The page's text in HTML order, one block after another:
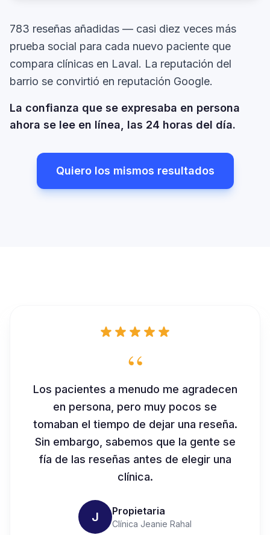
783 reseñas añadidas — casi diez veces más
prueba social para cada nuevo paciente que
compara clínicas en Laval. La reputación del
barrio se convirtió en reputación Google.
La confianza que se expresaba en persona
ahora se lee en línea, las 24 horas del día.
Quiero los mismos resultados
“
Los pacientes a menudo me agradecen
en persona, pero muy pocos se
tomaban el tiempo de dejar una reseña.
Sin embargo, sabemos que la gente se
fía de las reseñas antes de elegir una
clínica.
J Propietaria
Clínica Jeanie Rahal